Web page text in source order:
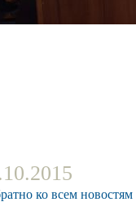
ко всем новостям